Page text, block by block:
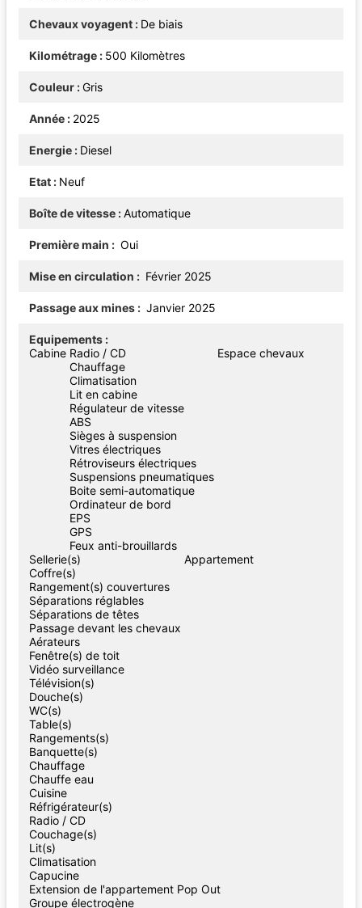
Chevaux voyagent De biais
Kilométrage 500 Kilomètres
Couleur Gris
Année 2025
Energie Diesel
Etat Neuf
Boîte de vitesse Automatique
Première main Oui
Mise en circulation Février 2025
Passage aux mines Janvier 2025
Equipements
Cabine Radio / CD
Chauffage
Climatisation
Lit en cabine
Régulateur de vitesse
ABS
Sièges à suspension
Vitres électriques
Rétroviseurs électriques
Suspensions pneumatiques
Boite semi-automatique
Ordinateur de bord
EPS
GPS
Feux anti-brouillards
Espace chevaux
Sellerie(s)
Coffre(s)
Rangement(s) couvertures
Séparations réglables
Séparations de têtes
Passage devant les chevaux
Aérateurs
Fenêtre(s) de toit
Vidéo surveillance
Appartement
Télévision(s)
Douche(s)
WC(s)
Table(s)
Rangements(s)
Banquette(s)
Chauffage
Chauffe eau
Cuisine
Réfrigérateur(s)
Radio / CD
Couchage(s)
Lit(s)
Climatisation
Capucine
Extension de l'appartement Pop Out
Groupe électrogène